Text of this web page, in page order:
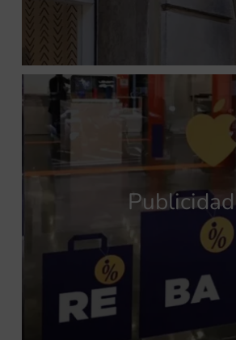
Publicidad